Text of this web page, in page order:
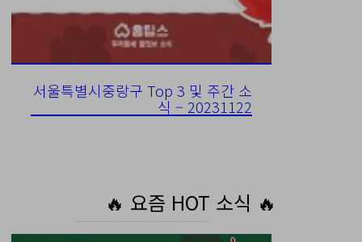
서울특별시중랑구 Top 3 및 주간 소
식 – 20231122
🔥 요즘 HOT 소식 🔥